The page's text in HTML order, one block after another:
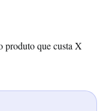
produto que custa X